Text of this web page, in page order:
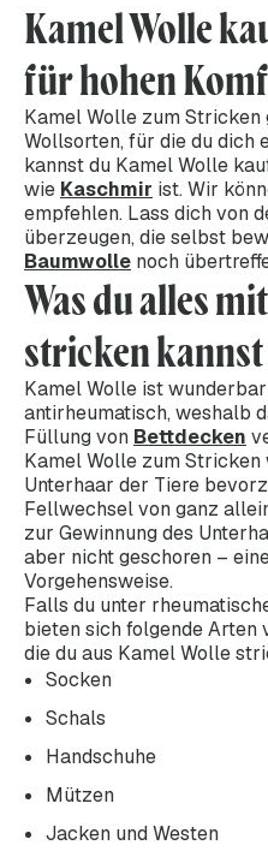
Kamel Wolle
für hohen
Kamel Wolle zum
Wollsorten, für die du dich
kannst du Kamel Wolle
wie Kaschmir ist. Wir
empfehlen. Lass dich von
überzeugen, die selbst
Baumwolle noch
Was du alles
stricken kannst
Kamel Wolle ist
antirheumatisch, weshalb
Füllung von Bettdecken
Kamel Wolle zum
Unterhaar der Tiere
Fellwechsel von ganz
zur Gewinnung des
aber nicht geschoren –
Vorgehensweise.
Falls du unter
bieten sich folgende Arten
die du aus Kamel Wolle
Socken
Schals
Handschuhe
Mützen
Jacken und Westen